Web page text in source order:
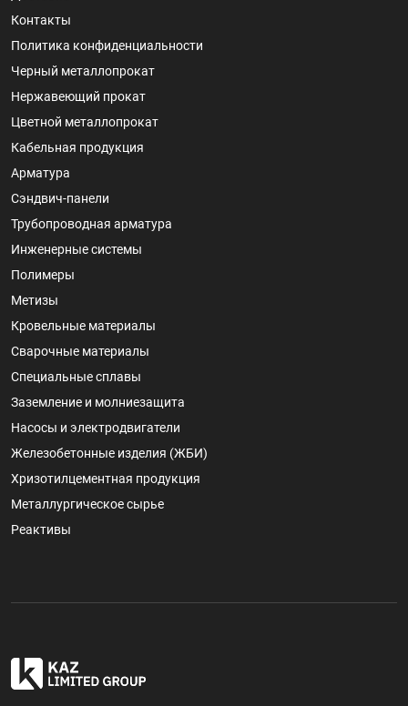
Контакты
Политика конфиденциальности
Черный металлопрокат
Нержавеющий прокат
Цветной металлопрокат
Кабельная продукция
Арматура
Сэндвич-панели
Трубопроводная арматура
Инженерные системы
Полимеры
Метизы
Кровельные материалы
Сварочные материалы
Специальные сплавы
Заземление и молниезащита
Насосы и электродвигатели
Железобетонные изделия (ЖБИ)
Хризотилцементная продукция
Металлургическое сырье
Реактивы